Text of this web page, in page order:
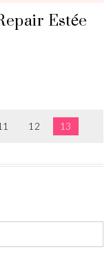
Estée
12 13